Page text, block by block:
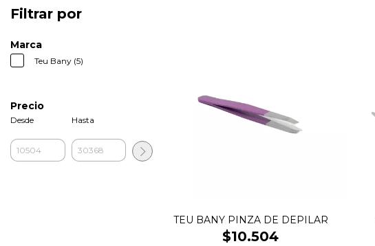
Filtrar por
Marca
Teu Bany (5)
Precio
Desde Hasta
TEU BANY PINZA DE DEPILAR
$10.504